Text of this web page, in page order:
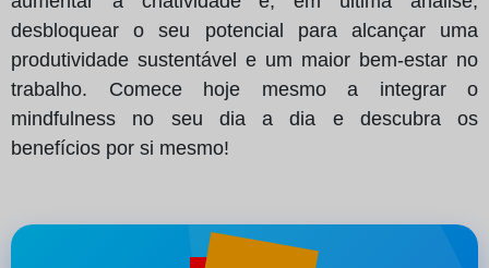
desbloquear o seu potencial para alcançar uma
produtividade sustentável e um maior bem-estar no
trabalho. Comece hoje mesmo a integrar o
mindfulness no seu dia a dia e descubra os
benefícios por si mesmo!